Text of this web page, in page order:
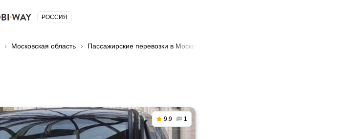
РОССИЯ
Московская область Пассажирские перевозки в Москве
9.9 1